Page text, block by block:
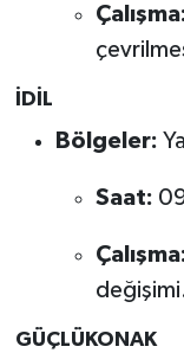
İDİL
Bölgeler:
Saat:
GÜÇLÜKONAK